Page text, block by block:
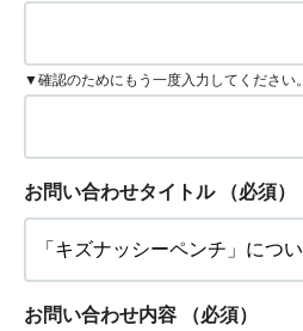
▼確認のためにもう一度入力してください。
お問い合わせタイトル （必須）
お問い合わせ内容 （必須）